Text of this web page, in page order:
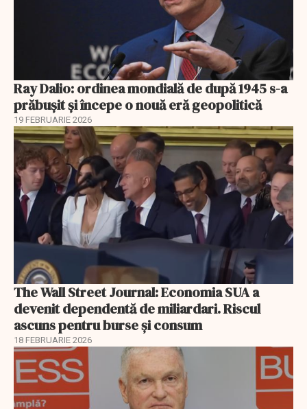
Ray Dalio: ordinea mondială de după 1945 s-a
prăbușit și începe o nouă eră geopolitică
19 FEBRUARIE 2026
The Wall Street Journal: Economia SUA a
devenit dependentă de miliardari. Riscul
ascuns pentru burse și consum
18 FEBRUARIE 2026
EXCLUSIV